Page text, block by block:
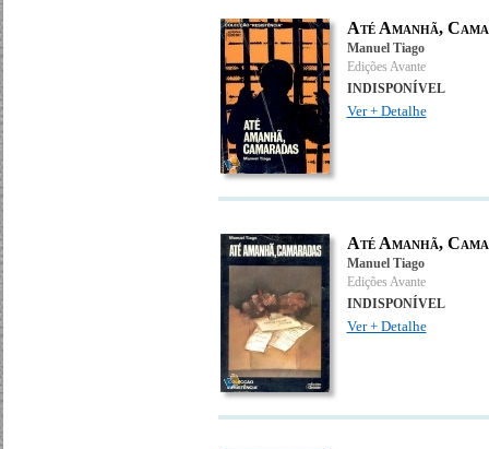
Até Amanhã,
Manuel Tiago
Edições Avante
INDISPONÍVEL
Ver + Detalhe
Até Amanhã,
Manuel Tiago
Edições Avante
INDISPONÍVEL
Ver + Detalhe